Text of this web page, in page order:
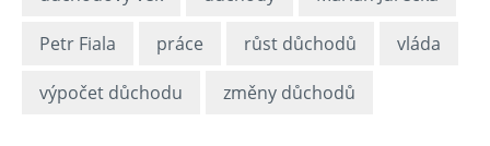
Petr Fiala práce růst důchodů vláda
výpočet důchodu změny důchodů